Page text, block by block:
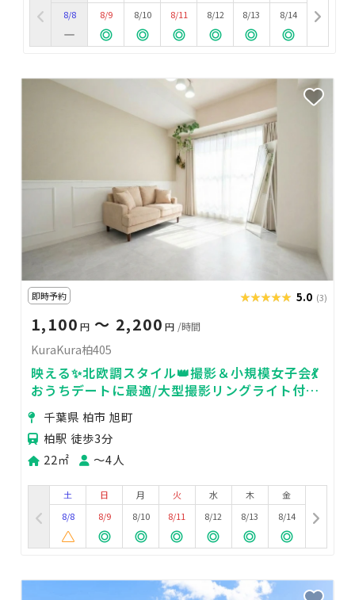
8/8
8/9
8/10
8/11
8/12
8/13
8/14
即時予約 ★★★★★
★★★★★ 5.0 (3)
1,100 円 〜 2,200 円 /時間
KuraKura柏405
映える✨北欧調スタイル👑撮影＆小規模女子会💃
おうちデートに最適/大型撮影リングライト付
【エレベーター有/段差なし✨】
千葉県 柏市 旭町
柏駅 徒歩3分
22㎡
〜4人
土
8/8
日
8/9
月
8/10
火
8/11
水
8/12
木
8/13
金
8/14